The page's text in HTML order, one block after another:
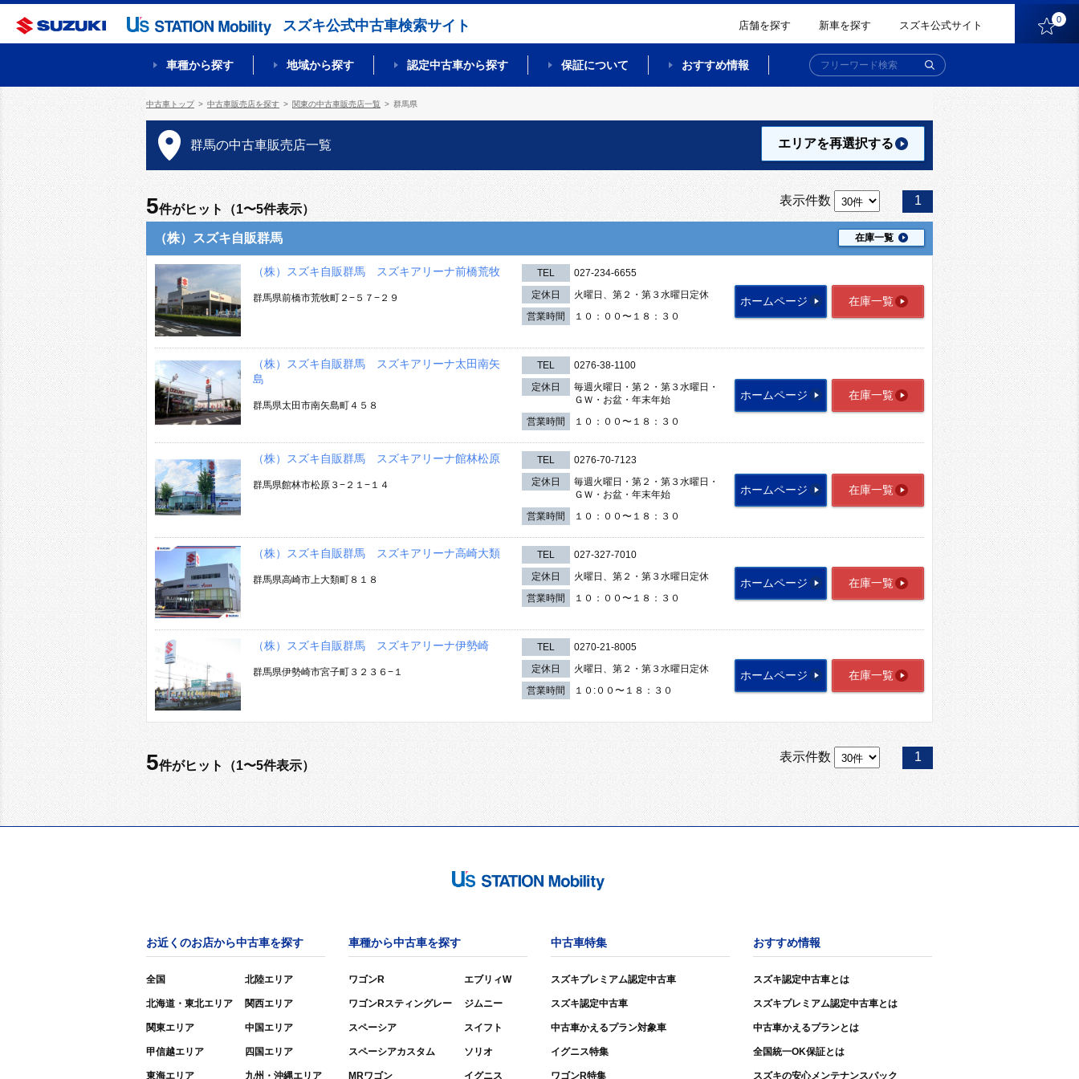
スズキ公式中古車検索サイト 店舗を探す 新車を探す スズキ公式サイト 0
車種から探す 地域から探す 認定中古車から探す 保証について おすすめ情報
中古車トップ 中古車販売店を探す 関東の中古車販売店一覧 群馬県
群馬の中古車販売店一覧 エリアを再選択する
5件がヒット（1〜5件表示）
1
表示件数
（株）スズキ自販群馬 在庫一覧
（株）スズキ自販群馬 スズキアリーナ前橋荒牧
群馬県前橋市荒牧町２−５７−２９
TEL
027-234-6655
定休日
火曜日、第２・第３水曜日定休
営業時間
１０：００〜１８：３０
ホームページ 在庫一覧
（株）スズキ自販群馬 スズキアリーナ太田南矢
島
群馬県太田市南矢島町４５８
TEL
0276-38-1100
定休日
毎週火曜日・第２・第３水曜日・
ＧＷ・お盆・年末年始
営業時間
１０：００〜１８：３０
ホームページ 在庫一覧
（株）スズキ自販群馬 スズキアリーナ館林松原
群馬県館林市松原３−２１−１４
TEL
0276-70-7123
定休日
毎週火曜日・第２・第３水曜日・
ＧＷ・お盆・年末年始
営業時間
１０：００〜１８：３０
ホームページ 在庫一覧
（株）スズキ自販群馬 スズキアリーナ高崎大類
群馬県高崎市上大類町８１８
TEL
027-327-7010
定休日
火曜日、第２・第３水曜日定休
営業時間
１０：００〜１８：３０
ホームページ 在庫一覧
（株）スズキ自販群馬 スズキアリーナ伊勢崎
群馬県伊勢崎市宮子町３２３６−１
TEL
0270-21-8005
定休日
火曜日、第２・第３水曜日定休
営業時間
１０:００〜１８：３０
ホームページ 在庫一覧
1
5件がヒット（1〜5件表示）
表示件数
お近くのお店から中古車を探す
全国
北海道・東北エリア
関東エリア
甲信越エリア
東海エリア
北陸エリア
関西エリア
中国エリア
四国エリア
九州・沖縄エリア
車種から中古車を探す
ワゴンR
ワゴンRスティングレー
スペーシア
スペーシアカスタム
MRワゴン
エブリィW
ジムニー
スイフト
ソリオ
イグニス
中古車特集
スズキプレミアム認定中古車
スズキ認定中古車
中古車かえるプラン対象車
イグニス特集
ワゴンR特集
おすすめ情報
スズキ認定中古車とは
スズキプレミアム認定中古車とは
中古車かえるプランとは
全国統一OK保証とは
スズキの安心メンテナンスパック